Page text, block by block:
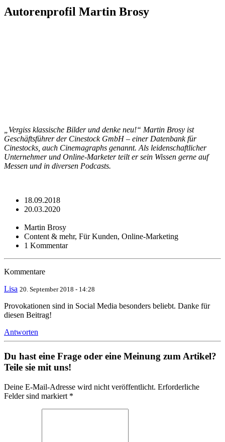
Autorenprofil Martin Brosy
„Vergiss klassische Bilder und denke neu!“ Martin Brosy ist
Geschäftsführer der Cinestock GmbH – einer Datenbank für
Cinestocks, auch Cinemagraphs genannt. Als leidenschaftlicher
Unternehmer und Online-Marketer teilt er sein Wissen gerne auf
Messen und in diversen Podcasts.
18.09.2018
20.03.2020
Martin Brosy
Content & mehr, Für Kunden, Online-Marketing
1 Kommentar
Kommentare
Lisa 20. September 2018 - 14:28
Provokationen sind in Social Media besonders beliebt. Danke für
diesen Beitrag!
Antworten
Du hast eine Frage oder eine Meinung zum Artikel?
Teile sie mit uns!
Deine E-Mail-Adresse wird nicht veröffentlicht. Erforderliche
Felder sind markiert *